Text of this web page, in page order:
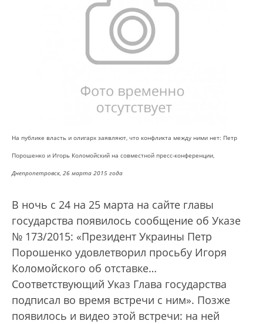
На публике власть и олигарх заявляют, что конфликта между ними нет: Петр
Порошенко и Игорь Коломойский на совместной пресс-конференции,
Днепропетровск, 26 марта 2015 года
В ночь с 24 на 25 марта на сайте главы
государства появилось сообщение об Указе
№ 173/2015: «Президент Украины Петр
Порошенко удовлетворил просьбу Игоря
Коломойского об отставке…
Соответствующий Указ Глава государства
подписал во время встречи с ним». Позже
появилось и видео этой встречи: на ней